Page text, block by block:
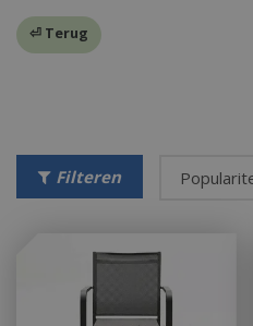
⏎ Terug
Filteren